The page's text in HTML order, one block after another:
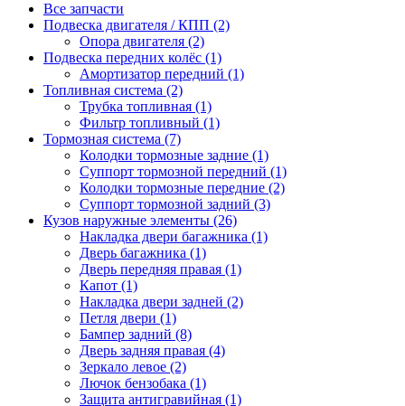
Все запчасти
Подвеска двигателя / КПП (2)
Опора двигателя (2)
Подвеска передних колёс (1)
Амортизатор передний (1)
Топливная система (2)
Трубка топливная (1)
Фильтр топливный (1)
Тормозная система (7)
Колодки тормозные задние (1)
Суппорт тормозной передний (1)
Колодки тормозные передние (2)
Суппорт тормозной задний (3)
Кузов наружные элементы (26)
Накладка двери багажника (1)
Дверь багажника (1)
Дверь передняя правая (1)
Капот (1)
Накладка двери задней (2)
Петля двери (1)
Бампер задний (8)
Дверь задняя правая (4)
Зеркало левое (2)
Лючок бензобака (1)
Защита антигравийная (1)